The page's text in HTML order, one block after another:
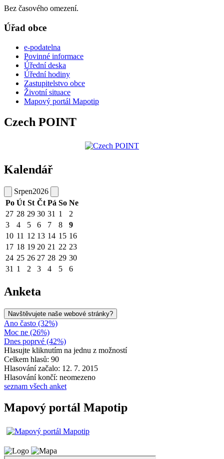
Bez časového omezení.
Úřad obce
e-podatelna
Povinné informace
Úřední deska
Úřední hodiny
Zastupitelstvo obce
Životní situace
Mapový portál Mapotip
Czech POINT
Kalendář
Srpen2026
Po Út St Čt Pá So Ne
27 28 29 30 31 1
2
3
4 5 6 7 8
9
10 11 12 13 14 15 16
17 18 19 20 21 22 23
24 25 26 27 28 29 30
31 1 2 3 4 5 6
Anketa
Navštěvujete naše webové stránky?
Ano často (32%)
Moc ne (26%)
Dnes poprvé (42%)
Hlasujte kliknutím na jednu z možností
Celkem hlasů: 90
Hlasování začalo: 12. 7. 2015
Hlasování končí: neomezeno
seznam všech anket
Mapový portál Mapotip